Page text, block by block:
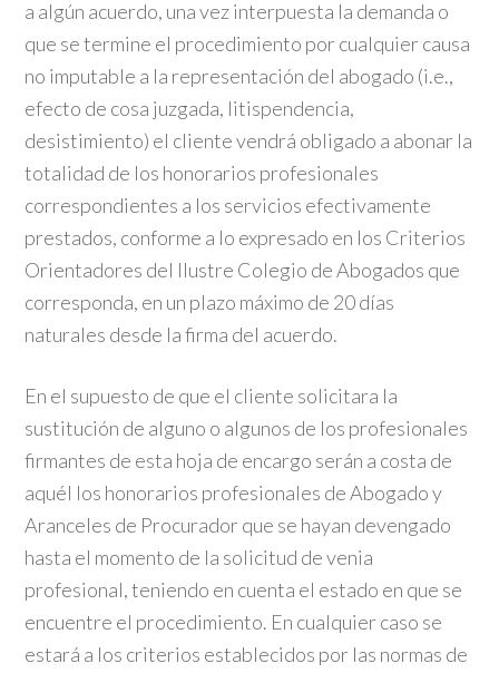
a algún acuerdo, una vez interpuesta la demanda o
que se termine el procedimiento por cualquier causa
no imputable a la representación del abogado (i.e.,
efecto de cosa juzgada, litispendencia,
desistimiento) el cliente vendrá obligado a abonar la
totalidad de los honorarios profesionales
correspondientes a los servicios efectivamente
prestados, conforme a lo expresado en los Criterios
Orientadores del Ilustre Colegio de Abogados que
corresponda, en un plazo máximo de 20 días
naturales desde la firma del acuerdo.
En el supuesto de que el cliente solicitara la
sustitución de alguno o algunos de los profesionales
firmantes de esta hoja de encargo serán a costa de
aquél los honorarios profesionales de Abogado y
Aranceles de Procurador que se hayan devengado
hasta el momento de la solicitud de venia
profesional, teniendo en cuenta el estado en que se
encuentre el procedimiento. En cualquier caso se
estará a los criterios establecidos por las normas de